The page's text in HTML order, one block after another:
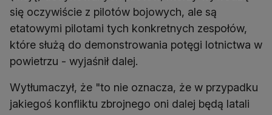
się oczywiście z pilotów bojowych, ale są
etatowymi pilotami tych konkretnych zespołów,
które służą do demonstrowania potęgi lotnictwa w
powietrzu - wyjaśnił dalej.
Wytłumaczył, że "to nie oznacza, że w przypadku
jakiegoś konfliktu zbrojnego oni dalej będą latali